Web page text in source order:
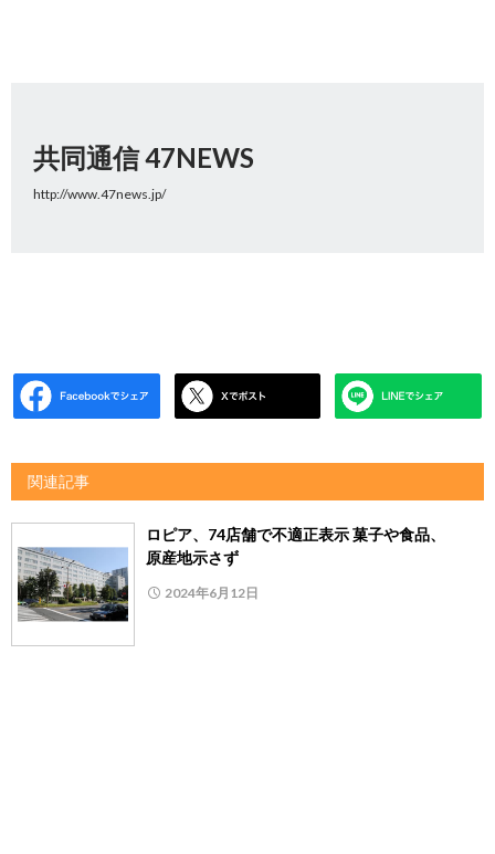
共同通信 47NEWS
http://www.47news.jp/
関連記事
ロピア、74店舗で不適正表示 菓子や食品、
原産地示さず
2024年6月12日